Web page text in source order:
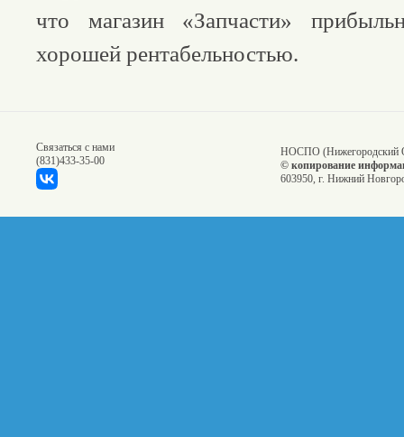
что магазин «Запчасти»
хорошей рентабельностью.
Связаться с нами
(831)433-35-00
НОСПО (Нижегородский
© копирование
603950, г. Нижний